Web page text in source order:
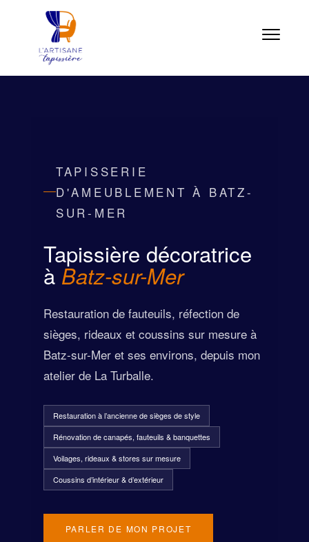
TAPISSERIE
D'AMEUBLEMENT À BATZ-
SUR-MER
Tapissière décoratrice
à Batz-sur-Mer
Restauration de fauteuils, réfection de
sièges, rideaux et coussins sur mesure à
Batz-sur-Mer et ses environs, depuis mon
atelier de La Turballe.
Restauration à l’ancienne de sièges de style
Rénovation de canapés, fauteuils & banquettes
Voilages, rideaux & stores sur mesure
Coussins d’intérieur & d’extérieur
PARLER DE MON PROJET